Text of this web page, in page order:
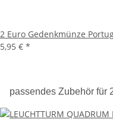
2 Euro Gedenkmünze
5,95 € *
passendes Zubehör für